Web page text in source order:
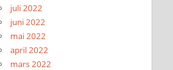
juli 2022
juni 2022
mai 2022
april 2022
mars 2022